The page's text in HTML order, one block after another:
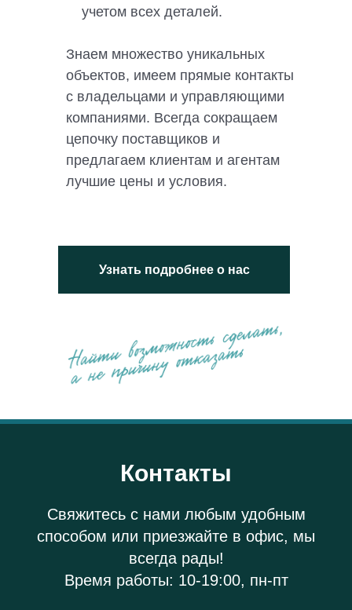
учетом всех деталей.
Знаем множество уникальных
объектов, имеем прямые контакты
с владельцами и управляющими
компаниями. Всегда сокращаем
цепочку поставщиков и
предлагаем клиентам и агентам
лучшие цены и условия.
Узнать подробнее о нас
Контакты
Свяжитесь с нами любым удобным
способом или приезжайте в офис, мы
всегда рады!
Время работы: 10-19:00, пн-пт